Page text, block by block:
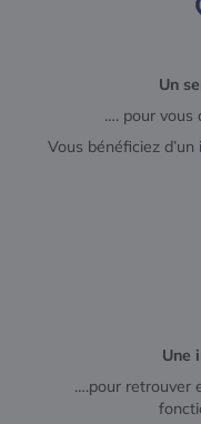
Un
…. pour vous
Vous bénéficiez
Une
….pour retrouver